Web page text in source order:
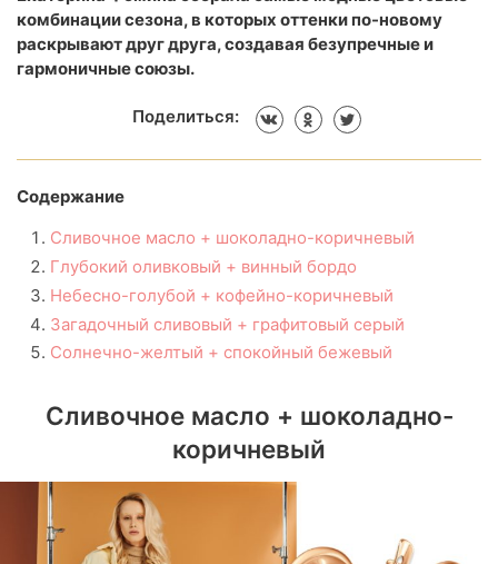
комбинации сезона, в которых оттенки по-новому
раскрывают друг друга, создавая безупречные и
гармоничные союзы.
Поделиться:
Содержание
Сливочное масло + шоколадно-коричневый
Глубокий оливковый + винный бордо
Небесно-голубой + кофейно-коричневый
Загадочный сливовый + графитовый серый
Солнечно-желтый + спокойный бежевый
Сливочное масло + шоколадно-
коричневый